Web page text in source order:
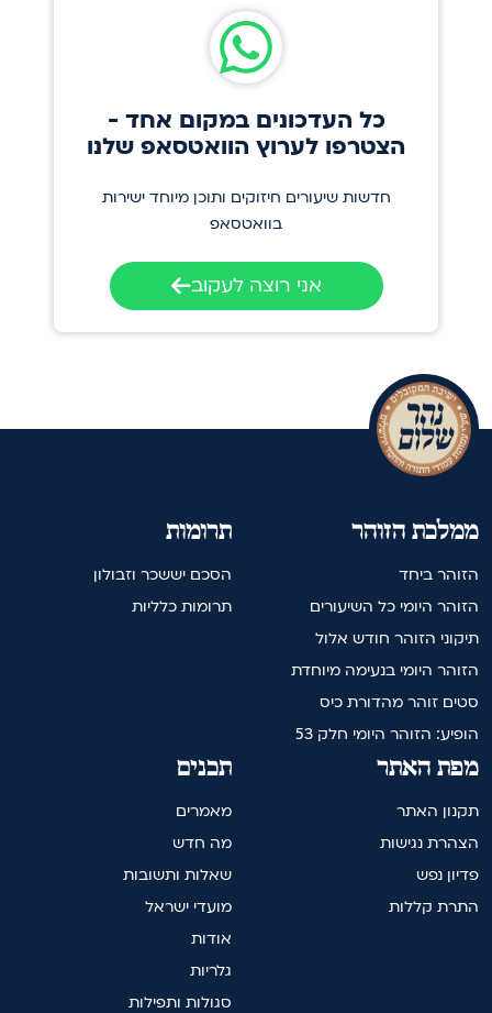
כל העדכונים במקום אחד -
הצטרפו לערוץ הוואטסאפ שלנו
חדשות שיעורים חיזוקים ותוכן מיוחד ישירות
בוואטסאפ
אני רוצה לעקוב
תרומות
הסכם יששכר וזבולון
תרומות כלליות
ממלכת הזוהר
הזוהר ביחד
הזוהר היומי כל השיעורים
תיקוני הזוהר חודש אלול
הזוהר היומי בנעימה מיוחדת
סטים זוהר מהדורת כיס
הופיע: הזוהר היומי חלק 53
תכנים
מאמרים
מה חדש
שאלות ותשובות
מועדי ישראל
אודות
גלריות
סגולות ותפילות
מפת האתר
תקנון האתר
הצהרת נגישות
פדיון נפש
התרת קללות